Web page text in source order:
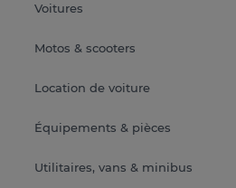
Voitures
Motos & scooters
Location de voiture
Équipements & pièces
Utilitaires, vans & minibus